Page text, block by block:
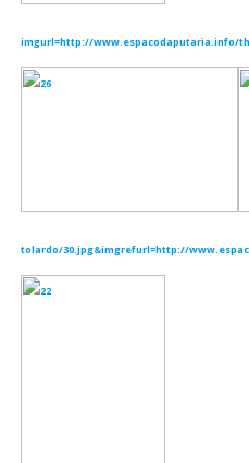
imgurl=http://www.espacodaputaria.info/
tolardo/30.jpg&imgrefurl=http://